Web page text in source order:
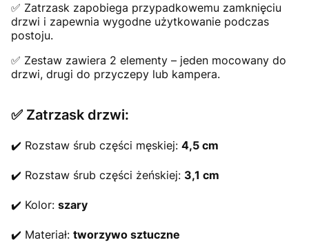
✅ Zatrzask zapobiega przypadkowemu zamknięciu
drzwi i zapewnia wygodne użytkowanie podczas
postoju.
✅ Zestaw zawiera 2 elementy – jeden mocowany do
drzwi, drugi do przyczepy lub kampera.
✅ Zatrzask drzwi:
✔️ Rozstaw śrub części męskiej: 4,5 cm
✔️ Rozstaw śrub części żeńskiej: 3,1 cm
✔️ Kolor: szary
✔️ Materiał: tworzywo sztuczne